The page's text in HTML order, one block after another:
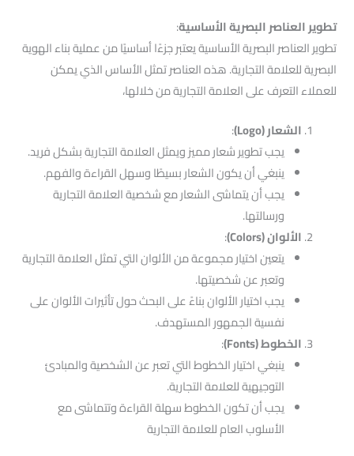
تطوير العناصر البصرية الأساسية:
تطوير العناصر البصرية الأساسية يعتبر جزءًا أساسيًا من عملية بناء الهوية
البصرية للعلامة التجارية. هذه العناصر تمثل الأساس الذي يمكن
للعملاء التعرف على العلامة التجارية من خلالها،
الشعار (Logo)
:
يجب تطوير شعار مميز ويمثل العلامة التجارية بشكل فريد.
ينبغي أن يكون الشعار بسيطًا وسهل القراءة والفهم.
يجب أن يتماشى الشعار مع شخصية العلامة التجارية
ورسالتها.
الألوان (Colors)
:
يتعين اختيار مجموعة من الألوان التي تمثل العلامة التجارية
وتعبر عن شخصيتها.
يجب اختيار الألوان بناءً على البحث حول تأثيرات الألوان على
نفسية الجمهور المستهدف.
الخطوط (Fonts)
:
ينبغي اختيار الخطوط التي تعبر عن الشخصية والمبادئ
التوجيهية للعلامة التجارية.
يجب أن تكون الخطوط سهلة القراءة وتتماشى مع
الأسلوب العام للعلامة التجارية